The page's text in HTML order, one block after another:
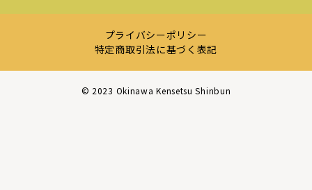
プライバシーポリシー
特定商取引法に基づく表記
©︎ 2023 Okinawa Kensetsu Shinbun